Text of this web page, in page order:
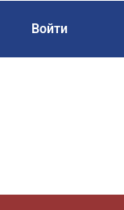
Войти